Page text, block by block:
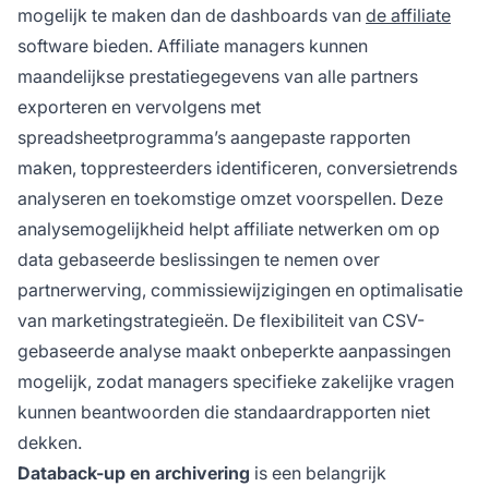
mogelijk te maken dan de dashboards van de affiliate
software bieden. Affiliate managers kunnen
maandelijkse prestatiegegevens van alle partners
exporteren en vervolgens met
spreadsheetprogramma’s aangepaste rapporten
maken, toppresteerders identificeren, conversietrends
analyseren en toekomstige omzet voorspellen. Deze
analysemogelijkheid helpt affiliate netwerken om op
data gebaseerde beslissingen te nemen over
partnerwerving, commissiewijzigingen en optimalisatie
van marketingstrategieën. De flexibiliteit van CSV-
gebaseerde analyse maakt onbeperkte aanpassingen
mogelijk, zodat managers specifieke zakelijke vragen
kunnen beantwoorden die standaardrapporten niet
dekken.
Databack-up en archivering is een belangrijk